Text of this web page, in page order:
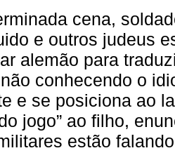
cena,
e outros judeus
alemão para
conhecendo o
e se posiciona ao
jogo” ao filho,
estão